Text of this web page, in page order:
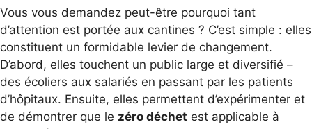
Vous vous demandez peut-être pourquoi tant
d’attention est portée aux cantines ? C’est simple : elles
constituent un formidable levier de changement.
D’abord, elles touchent un public large et diversifié –
des écoliers aux salariés en passant par les patients
d’hôpitaux. Ensuite, elles permettent d’expérimenter et
de démontrer que le zéro déchet est applicable à